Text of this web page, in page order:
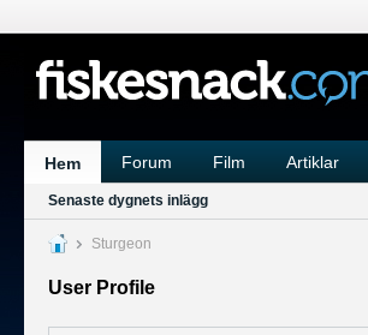
Hem Forum Film Artiklar
Senaste dygnets inlägg
Sturgeon
User Profile